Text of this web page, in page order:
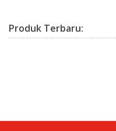
Produk Terbaru: